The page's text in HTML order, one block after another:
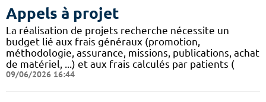
Appels à projet
La réalisation de projets recherche nécessite un
budget lié aux frais généraux (promotion,
méthodologie, assurance, missions, publications, achat
de matériel, ...) et aux frais calculés par patients (
09/06/2026 16:44